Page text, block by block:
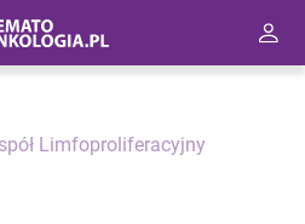
Limfoproliferacyjny